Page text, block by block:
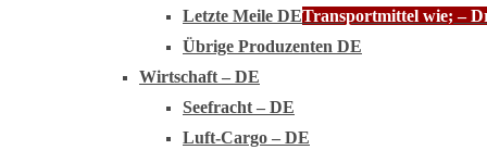
Letzte Meile DETransportmittel wie; –
Übrige Produzenten DE
Wirtschaft – DE
Seefracht – DE
Luft-Cargo – DE